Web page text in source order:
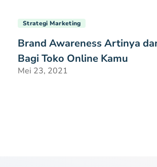
Strategi Marketing
Brand Awareness Artinya
Bagi Toko Online Kamu
Mei 23, 2021